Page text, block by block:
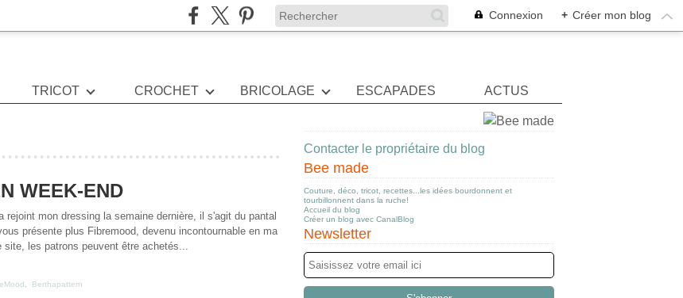
Connexion + Créer mon blog
TRICOT CROCHET BRICOLAGE ESCAPADES ACTUS
WEEK-END
rejoint mon dressing la semaine dernière, il s'agit du pantal
présente plus Fibremood, devenu incontournable en ma
site, les patrons peuvent être achetés...
Berthapattern
Contacter le propriétaire du blog
Bee made
Couture, déco, tricot, recettes...les idées bourdonnent et
tourbillonnent dans la ruche!
Accueil du blog
Créer un blog avec CanalBlog
Newsletter